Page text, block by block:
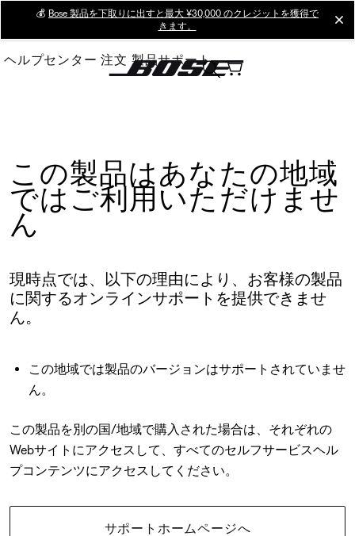
Main
💰 Bose 製品を下取りに出すと最大 ¥30,000 のクレジットを獲得で
きます。
ヘルプセンター 注文 製品サポート
この製品はあなたの地域
ではご利用いただけませ
ん
現時点では、以下の理由により、お客様の製品
に関するオンラインサポートを提供できませ
ん。
この地域では製品のバージョンはサポートされていませ
ん。
この製品を別の国/地域で購入された場合は、それぞれの
Webサイトにアクセスして、すべてのセルフサービスヘル
プコンテンツにアクセスしてください。
サポートホームページへ